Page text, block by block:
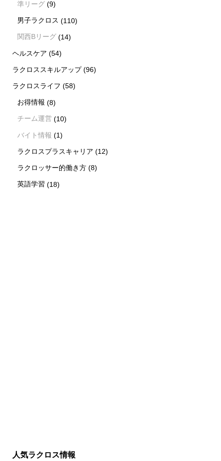
準リーグ (9)
男子ラクロス (110)
関西Bリーグ (14)
ヘルスケア (54)
ラクロススキルアップ(96)
ラクロスライフ (58)
お得情報 (8)
チーム運営 (10)
バイト情報 (1)
ラクロスプラスキャリア (12)
ラクロッサー的働き方 (8)
英語学習 (18)
人気ラクロス情報